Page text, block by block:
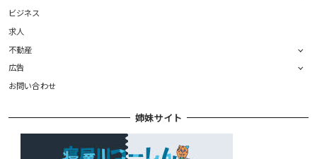
ビジネス
求人
不動産
広告
お問い合わせ
姉妹サイト